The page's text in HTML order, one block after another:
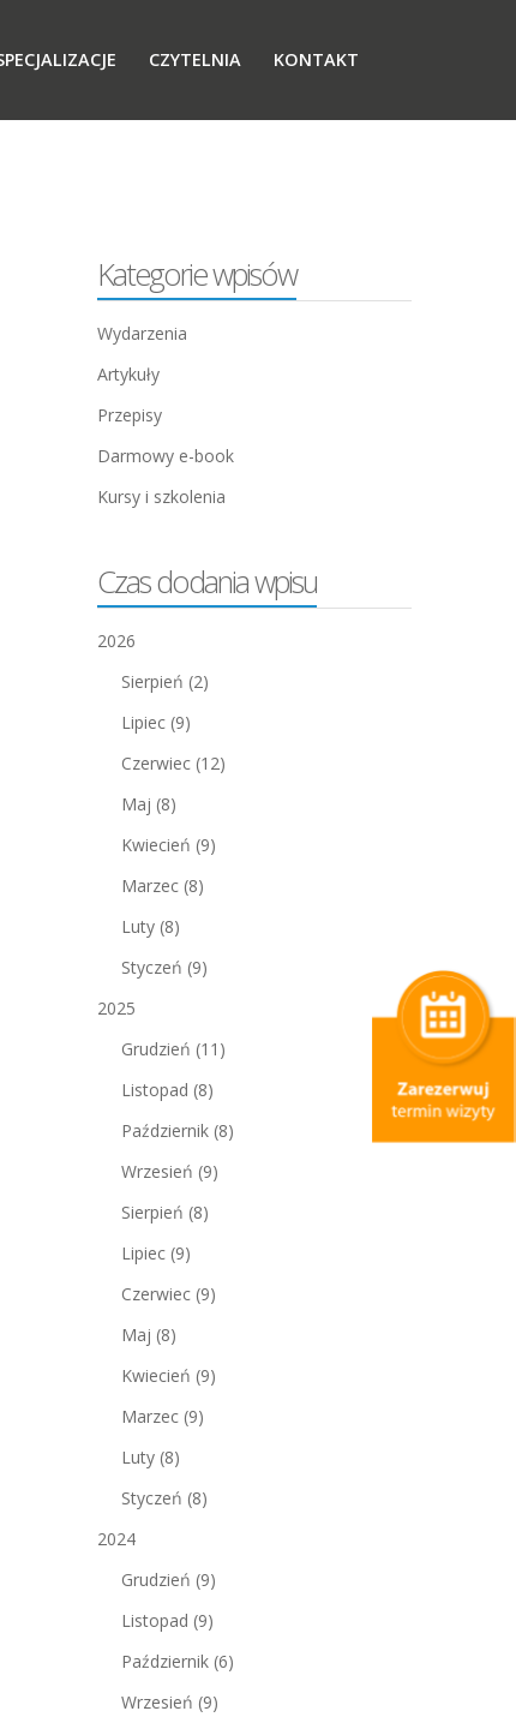
CZYTELNIA KONTAKT
Kategorie wpisów
Wydarzenia
Artykuły
Przepisy
Darmowy e-book
Kursy i szkolenia
Czas dodania wpisu
2026
Sierpień (2)
Lipiec (9)
Czerwiec (12)
Maj (8)
Kwiecień (9)
Marzec (8)
Luty (8)
Styczeń (9)
2025
Grudzień (11)
Listopad (8)
Październik (8)
Wrzesień (9)
Sierpień (8)
Lipiec (9)
Czerwiec (9)
Maj (8)
Kwiecień (9)
Marzec (9)
Luty (8)
Styczeń (8)
2024
Grudzień (9)
Listopad (9)
Październik (6)
Wrzesień (9)